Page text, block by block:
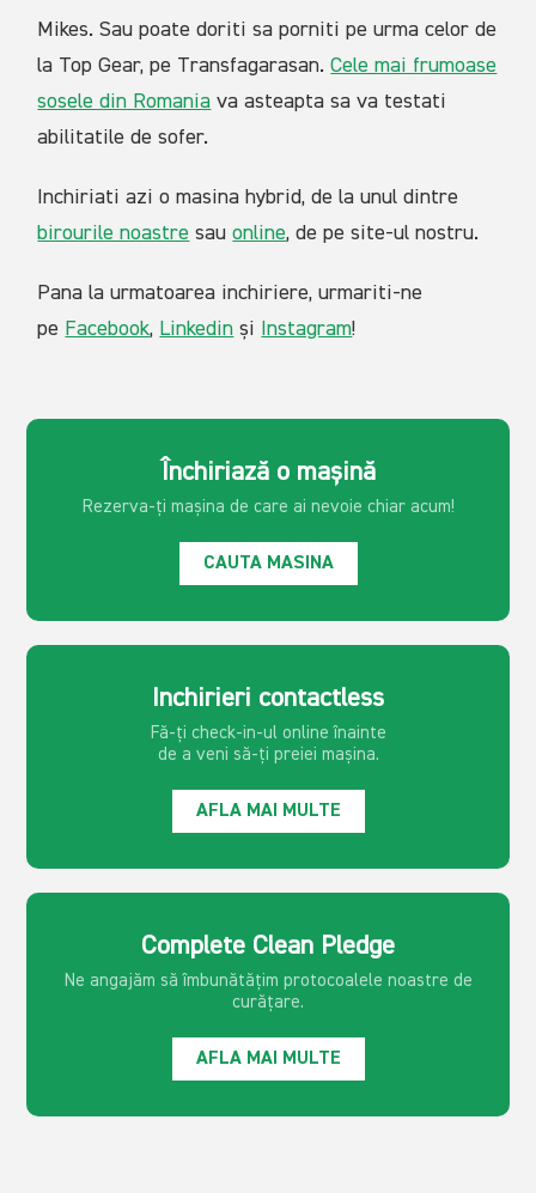
Mikes. Sau poate doriti sa porniti pe urma celor de
la Top Gear, pe Transfagarasan.Cele mai frumoase
sosele din Romania va asteapta sa va testati
abilitatile de sofer.
Inchiriati azi o masina hybrid, de la unul dintre
birourile noastre sauonline, de pe site-ul nostru.
Pana la urmatoarea inchiriere, urmariti-ne
pe Facebook, Linkedin și Instagram!
Închiriază o mașină
Rezerva-ți mașina de care ai nevoie chiar acum!
CAUTA MASINA
Inchirieri contactless
Fă-ți check-in-ul online înainte
de a veni să-ți preiei mașina.
AFLA MAI MULTE
Complete Clean Pledge
Ne angajăm să îmbunătățim protocoalele noastre de
curățare.
AFLA MAI MULTE